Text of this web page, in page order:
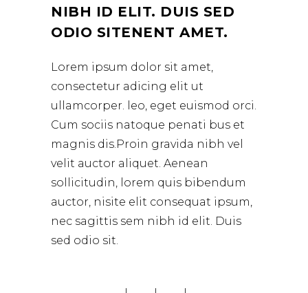
NIBH ID ELIT. DUIS SED
ODIO SITENENT AMET.
Lorem ipsum dolor sit amet,
consectetur adicing elit ut
ullamcorper. leo, eget euismod orci.
Cum sociis natoque penati bus et
magnis dis.Proin gravida nibh vel
velit auctor aliquet. Aenean
sollicitudin, lorem quis bibendum
auctor, nisite elit consequat ipsum,
nec sagittis sem nibh id elit. Duis
sed odio sit.